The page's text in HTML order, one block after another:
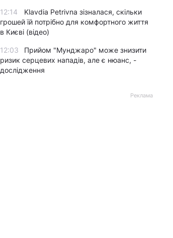
12:14
Klavdia Petrivna зізналася, скільки
грошей їй потрібно для комфортного життя
в Києві (відео)
12:03
Прийом "Мунджаро" може знизити
ризик серцевих нападів, але є нюанс, -
дослідження
Реклама